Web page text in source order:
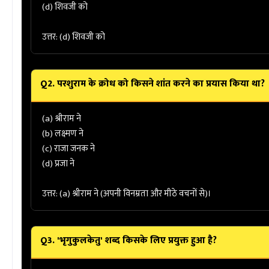
(d) शिवजी को
उत्तर: (d) शिवजी को
Q2. परशुराम के क्रोध को किसने शांत करने का प्रयास किया था?
(a) श्रीराम ने
(b) लक्ष्मण ने
(c) राजा जनक ने
(d) प्रजा ने
उत्तर: (a) श्रीराम ने(अपनी विनम्रता और मीठे वचनों से)।
Q3. 'भृगुकुलकेतु' शब्द किसके लिए प्रयुक्त हुआ है?